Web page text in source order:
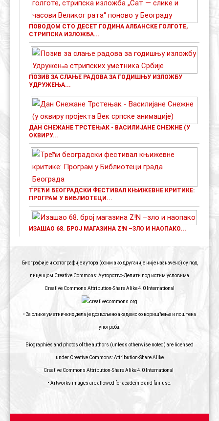
ПОВОДОМ СТО ДЕСЕТ ГОДИНА АЛБАНСКЕ ГОЛГОТЕ,
СТРИПСКА ИЗЛОЖБА...
ПОЗИВ ЗА СЛАЊЕ РАДОВА ЗА ГОДИШЊУ ИЗЛОЖБУ
УДРУЖЕЊА...
ДАН СНЕЖАНЕ ТРСТЕЊАК - ВАСИЛИЈАНЕ СНЕЖНЕ (У
ОКВИРУ...
ТРЕЋИ БЕОГРАДСКИ ФЕСТИВАЛ КЊИЖЕВНЕ КРИТИКЕ:
ПРОГРАМ У БИБЛИОТЕЦИ...
ИЗАШАО 68. БРОЈ МАГАЗИНА Z!N –ЗЛО И НАОПАКО...
Биографије и фотографије аутора (осим ако другачије није назначено) су под
лиценцом Creative Commons: Ауторство-Делити под истим условима
Creative Commons Attribution-Share Alike 4.0 International
• За слике уметничких дела је дозвољено академско коришћење и поштена
употреба.
Biographies and photos of the authors (unless otherwise noted) are licensed
under Creative Commons: Attribution-Share Alike
Creative Commons Attribution-Share Alike 4.0 International
• Artworks images are allowed for academic and fair use.